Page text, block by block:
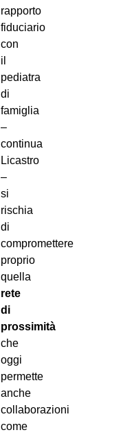
rapporto
fiduciario
con
il
pediatra
di
famiglia
–
continua
Licastro
–
si
rischia
di
compromettere
proprio
quella
rete
di
prossimità
che
oggi
permette
anche
collaborazioni
come